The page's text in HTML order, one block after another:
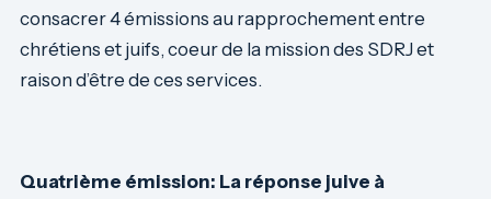
consacrer 4 émissions au rapprochement entre
chrétiens et juifs, coeur de la mission des SDRJ et
raison d’être de ces services.
Quatrième émission: La réponse juive à